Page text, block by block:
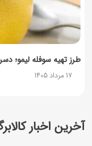
آخرین اخبار
طرز تهیه سوفله لیمو؛
17 مرداد 1405